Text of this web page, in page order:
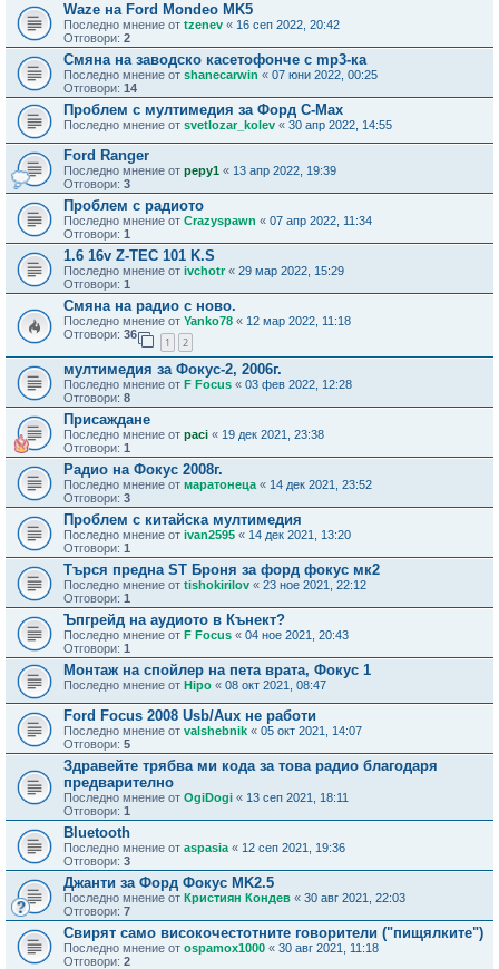
Waze на Ford Mondeo MK5
Последно мнение от tzenev « 16 сеп 2022, 20:42
Отговори: 2
Смяна на заводско касетофонче с mp3-кa
Последно мнение от shanecarwin « 07 юни 2022, 00:25
Отговори: 14
Проблем с мултимедия за Форд C-Max
Последно мнение от svetlozar_kolev « 30 апр 2022, 14:55
Ford Ranger
Последно мнение от pepy1 « 13 апр 2022, 19:39
Отговори: 3
Проблем с радиото
Последно мнение от Crazyspawn « 07 апр 2022, 11:34
Отговори: 1
1.6 16v Z-TEC 101 K.S
Последно мнение от ivchotr « 29 мар 2022, 15:29
Отговори: 1
Смяна на радио с ново.
Последно мнение от Yanko78 « 12 мар 2022, 11:18
Отговори: 36
1 2
мултимедия за Фокус-2, 2006г.
Последно мнение от F Focus « 03 фев 2022, 12:28
Отговори: 8
Присаждане
Последно мнение от paci « 19 дек 2021, 23:38
Отговори: 1
Радио на Фокус 2008г.
Последно мнение от маратонеца « 14 дек 2021, 23:52
Отговори: 3
Проблем с китайска мултимедия
Последно мнение от ivan2595 « 14 дек 2021, 13:20
Отговори: 1
Търся предна ST Броня за форд фокус мк2
Последно мнение от tishokirilov « 23 ное 2021, 22:12
Отговори: 1
Ъпгрейд на аудиото в Кънект?
Последно мнение от F Focus « 04 ное 2021, 20:43
Отговори: 1
Монтаж на спойлер на пета врата, Фокус 1
Последно мнение от Hipo « 08 окт 2021, 08:47
Ford Focus 2008 Usb/Аux не работи
Последно мнение от valshebnik « 05 окт 2021, 14:07
Отговори: 5
Здравейте трябва ми кода за това радио благодаря
предварително
Последно мнение от OgiDogi « 13 сеп 2021, 18:11
Отговори: 1
Bluetooth
Последно мнение от aspasia « 12 сеп 2021, 19:36
Отговори: 3
Джанти за Форд Фокус MK2.5
Последно мнение от Кристиян Кондев « 30 авг 2021, 22:03
Отговори: 7
Свирят само високочестотните говорители ("пищялките")
Последно мнение от ospamox1000 « 30 авг 2021, 11:18
Отговори: 2